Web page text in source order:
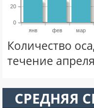
янв фев мар
0
20
Количество
течение
СРЕДНЯЯ